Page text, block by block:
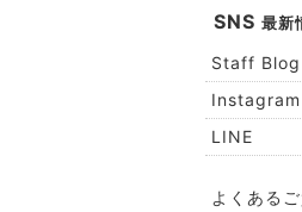
SNS 最新
Staff Blog
Instagram
LINE
よくある